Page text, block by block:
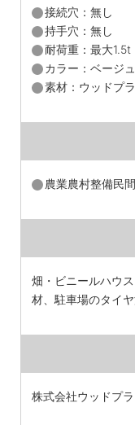
接続穴：無し
持手穴：無し
耐荷重：最大1.5t
カラー：ベージュ
素材：ウッドプ
農業農村整備民
畑・ビニールハウ
材、駐車場のタイ
株式会社ウッドプ